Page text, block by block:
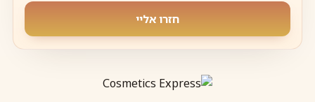
חזרו אליי